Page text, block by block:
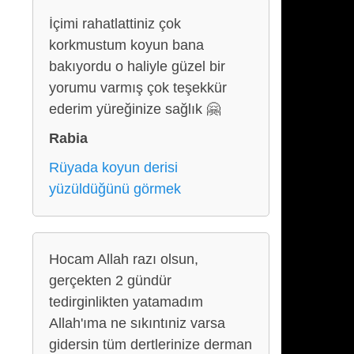
İçimi rahatlattiniz çok
korkmustum koyun bana
bakıyordu o haliyle güzel bir
yorumu varmış çok teşekkür
ederim yüreğinize sağlık 🤗
Rabia
Rüyada koyun derisi
yüzüldüğünü görmek
Hocam Allah razı olsun,
gerçekten 2 gündür
tedirginlikten yatamadım
Allah'ıma ne sıkıntıniz varsa
gidersin tüm dertlerinize derman